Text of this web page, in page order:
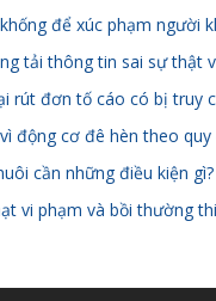
để xúc phạm người
tải thông tin sai sự thật
rút đơn tố cáo có bị truy
động cơ đê hèn theo
cần những điều kiện
vi phạm và bồi thường